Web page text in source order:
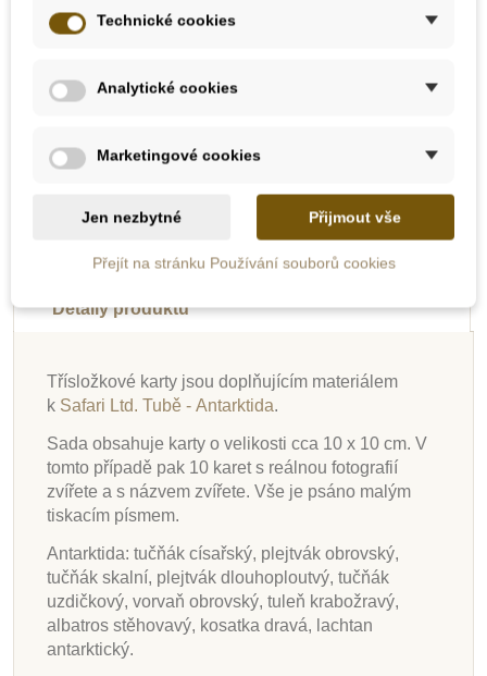
Třísložkové karty -
Hadi a ještěři (ke
stažení)
26 Kč29 Kč
Přidat do košíku
-10%
Do školy
Třísložkové karty -
Antarktida
71 Kč79 Kč
Přidat do košíku
Třísložkové karty -
Ohrožené druhy -
mořské
71 Kč79 Kč
Přidat do košíku
-10%
Do školy
Třísložkové karty -
Zvířata Austrálie (ke
26 Kč29 Kč
Přidat do košíku
Třísložkové karty -
Ohrožené druhy -
suchozemské (ke
26 Kč29 Kč
Přidat do košíku
-10%
Do školy
Třísložkové karty -
Zvířata z Galapág
26 Kč29 Kč
Přidat do košíku
Třísložkové karty -
Ohrožené druhy -
mořské (ke stažení)
26 Kč29 Kč
Přidat do košíku
-10%
Do školy
Třísložkové karty -
Zvířata Austrálie
44 Kč49 Kč
Přidat do košíku
Popis
Detaily produktu
Třísložkové karty jsou doplňujícím materiálem
k Safari Ltd. Tubě - Antarktida.
Sada obsahuje karty o velikosti cca 10 x 10 cm. V
tomto případě pak 10 karet s reálnou fotografií
zvířete a s názvem zvířete. Vše je psáno malým
tiskacím písmem.
Antarktida: tučňák císařský, plejtvák obrovský,
tučňák skalní, plejtvák dlouhoploutvý, tučňák
uzdičkový, vorvaň obrovský, tuleň krabožravý,
albatros stěhovavý, kosatka dravá, lachtan
antarktický.
Technické cookies
Analytické cookies
Marketingové cookies
Jen nezbytné Přijmout vše
Přejít na stránku Používání souborů cookies